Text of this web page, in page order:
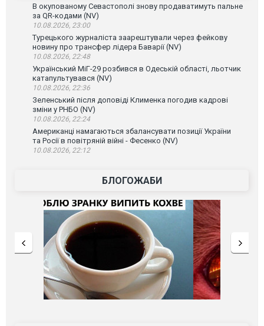
В окупованому Севастополі знову продаватимуть пальне
за QR-кодами (NV)
10.08.2026, 23:00
Турецького журналіста заарештували через фейкову
новину про трансфер лідера Баварії (NV)
10.08.2026, 22:48
Український МіГ-29 розбився в Одеській області, льотчик
катапультувався (NV)
10.08.2026, 22:36
Зеленський після доповіді Клименка погодив кадрові
зміни у РНБО (NV)
10.08.2026, 22:24
Американці намагаються збалансувати позиції України
та Росії в повітряній війні - Фесенко (NV)
10.08.2026, 22:12
БЛОГОЖАБИ